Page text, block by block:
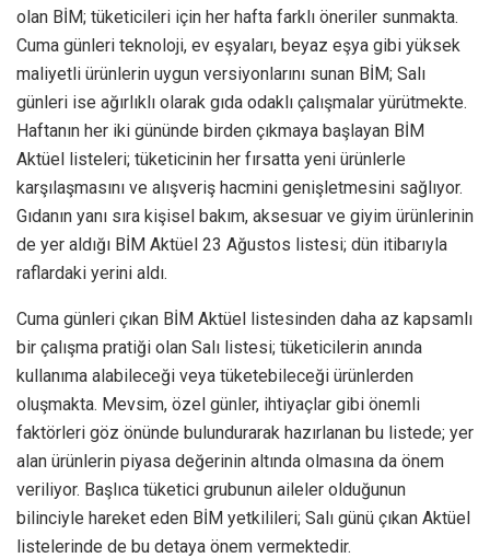
olan BİM; tüketicileri için her hafta farklı öneriler sunmakta.
Cuma günleri teknoloji, ev eşyaları, beyaz eşya gibi yüksek
maliyetli ürünlerin uygun versiyonlarını sunan BİM; Salı
günleri ise ağırlıklı olarak gıda odaklı çalışmalar yürütmekte.
Haftanın her iki gününde birden çıkmaya başlayan BİM
Aktüel listeleri; tüketicinin her fırsatta yeni ürünlerle
karşılaşmasını ve alışveriş hacmini genişletmesini sağlıyor.
Gıdanın yanı sıra kişisel bakım, aksesuar ve giyim ürünlerinin
de yer aldığı BİM Aktüel 23 Ağustos listesi; dün itibarıyla
raflardaki yerini aldı.
Cuma günleri çıkan BİM Aktüel listesinden daha az kapsamlı
bir çalışma pratiği olan Salı listesi; tüketicilerin anında
kullanıma alabileceği veya tüketebileceği ürünlerden
oluşmakta. Mevsim, özel günler, ihtiyaçlar gibi önemli
faktörleri göz önünde bulundurarak hazırlanan bu listede; yer
alan ürünlerin piyasa değerinin altında olmasına da önem
veriliyor. Başlıca tüketici grubunun aileler olduğunun
bilinciyle hareket eden BİM yetkilileri; Salı günü çıkan Aktüel
listelerinde de bu detaya önem vermektedir.